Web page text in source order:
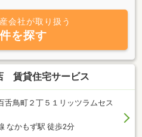
会社が取り扱う
を探す
賃貸住宅サービス
舌鳥町２丁５１リッツラムセス
なかもず駅 徒歩2分